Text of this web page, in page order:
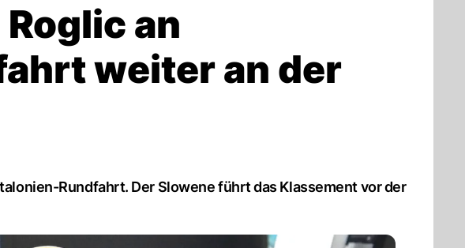
an
weiter an der
Rundfahrt. Der Slowene führt das Klassement vor der